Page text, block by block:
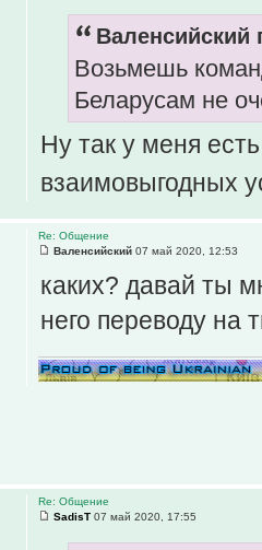
Валенсийский
Возьмешь
Беларусам не
Ну так у меня
взаимовыгодных
Re: Общение
Валенсийский 07 май 2020, 12:53
каких? давай ты
него переводу на
Re: Общение
SadisT 07 май 2020, 17:55